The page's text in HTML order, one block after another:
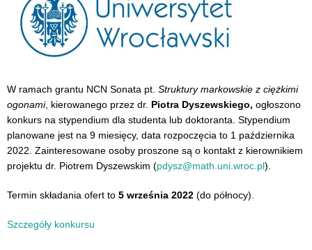
W ramach grantu NCN Sonata pt. Struktury markowskie z ciężkimi
ogonami, kierowanego przez dr. Piotra Dyszewskiego, ogłoszono
konkurs na stypendium dla studenta lub doktoranta. Stypendium
planowane jest na 9 miesięcy, data rozpoczęcia to 1 października
2022. Zainteresowane osoby proszone są o kontakt z kierownikiem
projektu dr. Piotrem Dyszewskim (pdysz@math.uni.wroc.pl).
Termin składania ofert to 5 września 2022 (do północy).
Szczegóły konkursu